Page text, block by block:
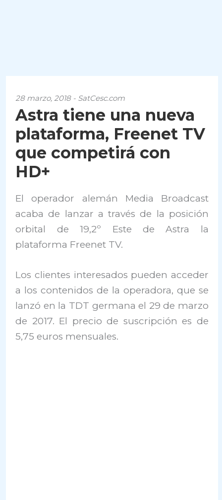
28 marzo, 2018 - SatCesc.com
Astra tiene una nueva
plataforma, Freenet TV
que competirá con
HD+
El operador alemán Media Broadcast
acaba de lanzar a través de la posición
orbital de 19,2º Este de Astra la
plataforma Freenet TV.
Los clientes interesados pueden acceder
a los contenidos de la operadora, que se
lanzó en la TDT germana el 29 de marzo
de 2017. El precio de suscripción es de
5,75 euros mensuales.